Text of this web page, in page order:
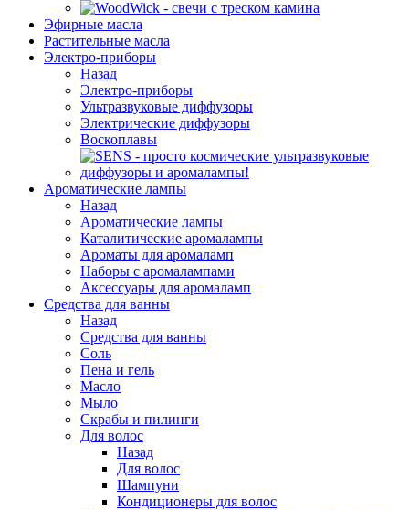
Эфирные масла
Растительные масла
Электро-приборы
Назад
Электро-приборы
Ультразвуковые диффузоры
Электрические диффузоры
Воскоплавы
Ароматические лампы
Назад
Ароматические лампы
Каталитические аромалампы
Ароматы для аромаламп
Наборы с аромалампами
Аксессуары для аромаламп
Средства для ванны
Назад
Средства для ванны
Соль
Пена и гель
Масло
Мыло
Скрабы и пилинги
Для волос
Назад
Для волос
Шампуни
Кондиционеры для волос